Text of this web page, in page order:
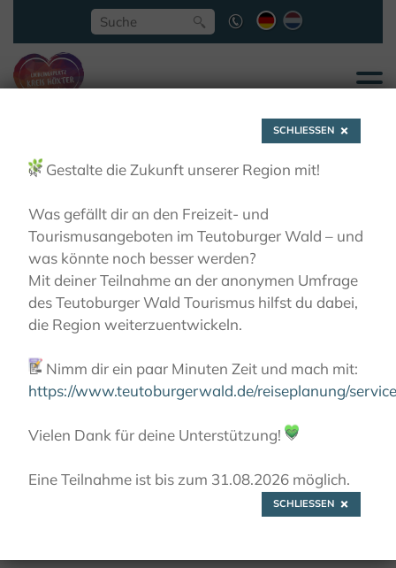
Hegge-Park Niesen
AKTIVITÄTEN RADFAHREN
ROUTE
© Kulturland Kreis Höxter / K. Krajewski
SCHLIESSEN
🌿 Gestalte die Zukunft unserer Region mit!
Was gefällt dir an den Freizeit- und
Tourismusangeboten im Teutoburger Wald – und
was könnte noch besser werden?
Mit deiner Teilnahme an der anonymen Umfrage
des Teutoburger Wald Tourismus hilfst du dabei,
die Region weiterzuentwickeln.
📝 Nimm dir ein paar Minuten Zeit und mach mit:
https://www.teutoburgerwald.de/reiseplanung/
Vielen Dank für deine Unterstützung! 💚
Eine Teilnahme ist bis zum 31.08.2026 möglich.
SCHLIESSEN